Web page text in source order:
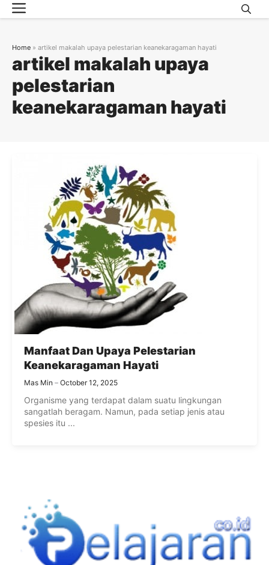
Skip
to
Menu
artikel makalah upaya
pelestarian
keanekaragaman hayati
Home » artikel makalah upaya pelestarian keanekaragaman hayati
Manfaat Dan Upaya Pelestarian
Keanekaragaman Hayati
Mas Min October 12, 2025
Organisme yang terdapat dalam suatu lingkungan
sangatlah beragam. Namun, pada setiap jenis atau
spesies itu ...